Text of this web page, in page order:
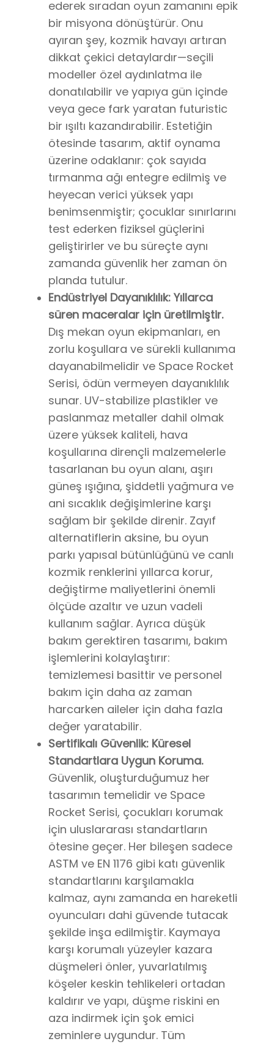
ederek sıradan oyun zamanını epik
bir misyona dönüştürür. Onu
ayıran şey, kozmik havayı artıran
dikkat çekici detaylardır—seçili
modeller özel aydınlatma ile
donatılabilir ve yapıya gün içinde
veya gece fark yaratan futuristic
bir ışıltı kazandırabilir. Estetiğin
ötesinde tasarım, aktif oynama
üzerine odaklanır: çok sayıda
tırmanma ağı entegre edilmiş ve
heyecan verici yüksek yapı
benimsenmiştir; çocuklar sınırlarını
test ederken fiziksel güçlerini
geliştirirler ve bu süreçte aynı
zamanda güvenlik her zaman ön
planda tutulur.
Endüstriyel Dayanıklılık: Yıllarca
süren maceralar için üretilmiştir.
Dış mekan oyun ekipmanları, en
zorlu koşullara ve sürekli kullanıma
dayanabilmelidir ve Space Rocket
Serisi, ödün vermeyen dayanıklılık
sunar. UV-stabilize plastikler ve
paslanmaz metaller dahil olmak
üzere yüksek kaliteli, hava
koşullarına dirençli malzemelerle
tasarlanan bu oyun alanı, aşırı
güneş ışığına, şiddetli yağmura ve
ani sıcaklık değişimlerine karşı
sağlam bir şekilde direnir. Zayıf
alternatiflerin aksine, bu oyun
parkı yapısal bütünlüğünü ve canlı
kozmik renklerini yıllarca korur,
değiştirme maliyetlerini önemli
ölçüde azaltır ve uzun vadeli
kullanım sağlar. Ayrıca düşük
bakım gerektiren tasarımı, bakım
işlemlerini kolaylaştırır:
temizlemesi basittir ve personel
bakım için daha az zaman
harcarken aileler için daha fazla
değer yaratabilir.
Sertifikalı Güvenlik: Küresel
Standartlara Uygun Koruma.
Güvenlik, oluşturduğumuz her
tasarımın temelidir ve Space
Rocket Serisi, çocukları korumak
için uluslararası standartların
ötesine geçer. Her bileşen sadece
ASTM ve EN 1176 gibi katı güvenlik
standartlarını karşılamakla
kalmaz, aynı zamanda en hareketli
oyuncuları dahi güvende tutacak
şekilde inşa edilmiştir. Kaymaya
karşı korumalı yüzeyler kazara
düşmeleri önler, yuvarlatılmış
köşeler keskin tehlikeleri ortadan
kaldırır ve yapı, düşme riskini en
aza indirmek için şok emici
zeminlere uygundur. Tüm